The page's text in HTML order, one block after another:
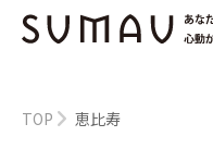
TOP 恵比寿